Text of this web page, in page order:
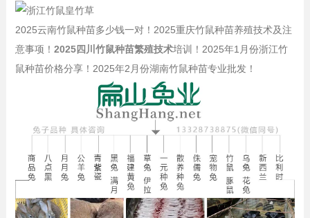
2025云南竹鼠种苗多少钱一对！2025重庆竹鼠种苗养殖技术及注
意事项！ 2025四川竹鼠种苗繁殖技术培训！2025年1月份浙江竹
鼠种苗价格分享！2025年2月份湖南竹鼠种苗专业批发！